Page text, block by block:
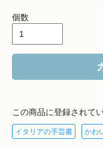
個数
この商品に登録されて
イタリアの手芸書 かわ